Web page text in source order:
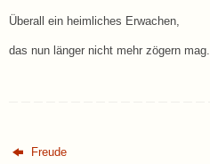
Überall ein heimliches Erwachen,
das nun länger nicht mehr zögern mag.
Freude